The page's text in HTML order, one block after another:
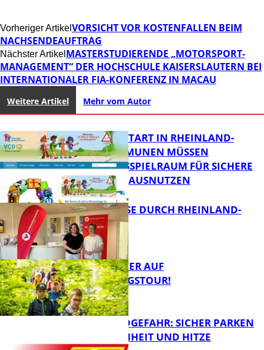
Vorheriger Artikel VORSICHT VOR KOSTENFALLEN BEIM
NACHSENDEAUFTRAG
Nächster Artikel MASTERSTUDIERENDE „MOTORSPORT-
MANAGEMENT“ DER HOCHSCHULE KAISERSLAUTERN BEI
INTERNATIONALER FIA-KONFERENZ IN MACAU
Weitere Artikel Mehr vom Autor
FB News
ZUM SCHULSTART IN RHEINLAND-
PFALZ: KOMMUNEN MÜSSEN
HANDLUNGSSPIELRAUM FÜR SICHERE
SCHULWEGE AUSNUTZEN
Panorama
SOMMERREISE DURCH RHEINLAND-
PFALZ
MIT DEM JÄGER AUF
ENTDECKUNGSTOUR!
WALDBRANDGEFAHR: SICHER PARKEN
BEI TROCKENHEIT UND HITZE